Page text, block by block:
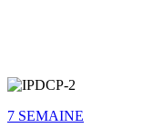
7 SEMAINE